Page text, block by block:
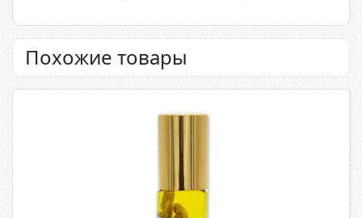
Похожие товары